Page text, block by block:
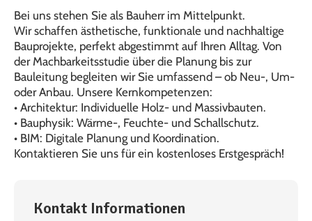
Bei uns stehen Sie als Bauherr im Mittelpunkt.
Wir schaffen ästhetische, funktionale und nachhaltige
Bauprojekte, perfekt abgestimmt auf Ihren Alltag. Von
der Machbarkeitsstudie über die Planung bis zur
Bauleitung begleiten wir Sie umfassend – ob Neu-, Um-
oder Anbau. Unsere Kernkompetenzen:
• Architektur: Individuelle Holz- und Massivbauten.
• Bauphysik: Wärme-, Feuchte- und Schallschutz.
• BIM: Digitale Planung und Koordination.
Kontaktieren Sie uns für ein kostenloses Erstgespräch!
Kontakt Informationen